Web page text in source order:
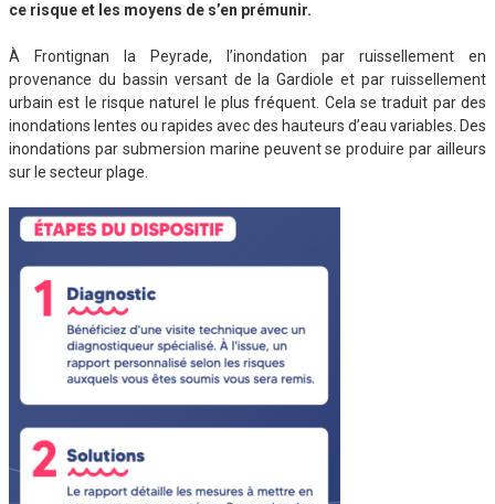
ce risque et les moyens de s’en prémunir.
À Frontignan la Peyrade, l’inondation par ruissellement en
provenance du bassin versant de la Gardiole et par ruissellement
urbain est le risque naturel le plus fréquent. Cela se traduit par des
inondations lentes ou rapides avec des hauteurs d’eau variables. Des
inondations par submersion marine peuvent se produire par ailleurs
sur le secteur plage.